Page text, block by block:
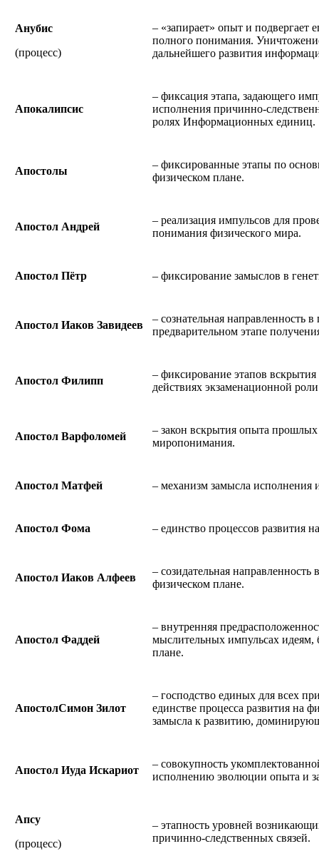
Анубис
(процесс)
– «запирает» опыт и подвергает
полного понимания.
дальнейшего развития
Апокалипсис
– фиксация этапа, задающего
исполнения причинно-
ролях Информационных единиц.
Апостолы
– фиксированные этапы по
физическом плане.
Апостол Андрей
– реализация импульсов для
понимания физического мира.
Апостол Пётр – фиксирование замыслов в
Апостол Иаков Завидеев
– сознательная направленность
предварительном этапе
Апостол Филипп
– фиксирование этапов
действиях экзаменационной
Апостол Варфоломей
– закон вскрытия опыта
миропонимания.
Апостол Матфей – механизм замысла исполнения
Апостол Фома – единство процессов развития
Апостол Иаков Алфеев
– созидательная
физическом плане.
Апостол Фаддей
– внутренняя
мыслительных импульсах
плане.
АпостолСимон Зилот
– господство единых для всех
единстве процесса развития на
замысла к развитию,
Апостол Иуда Искариот
– совокупность
исполнению эволюции опыта и
Апсу
(процесс)
– этапность уровней
причинно-следственных связей.